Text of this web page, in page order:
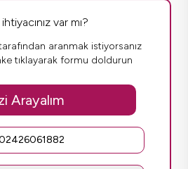
ihtiyacınız var mı?
aranmak istiyorsanız
tıklayarak formu doldurun
Arayalım